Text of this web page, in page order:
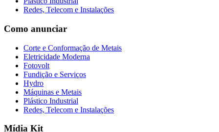
Redes, Telecom e Instalações
Como anunciar
Corte e Conformação de Metais
Eletricidade Moderna
Fotovolt
Fundição e Serviços
Hydro
Máquinas e Metais
Plástico Industrial
Redes, Telecom e Instalações
Mídia Kit